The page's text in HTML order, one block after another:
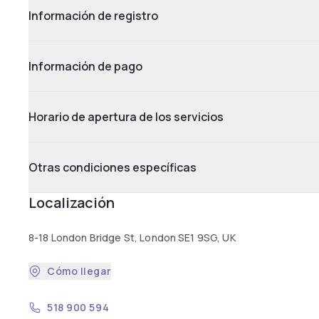
Información de registro
Información de pago
Horario de apertura de los servicios
Otras condiciones específicas
Localización
8-18 London Bridge St, London SE1 9SG, UK
Cómo llegar
518 900 594